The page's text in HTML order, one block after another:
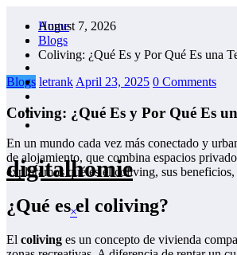
content
August 7, 2026
digitalhomie
×
Home
Blogs
Coliving: ¿Qué Es y Por Qué Es una
Blogs letrank April 23, 2025 0 Comments
Coliving: ¿Qué Es y Por Qué Es
En un mundo cada vez más conectado y
de alojamiento, que combina espacios
exploramos qué es el coliving, sus
¿Qué es el coliving?
El coliving es un concepto de vivienda